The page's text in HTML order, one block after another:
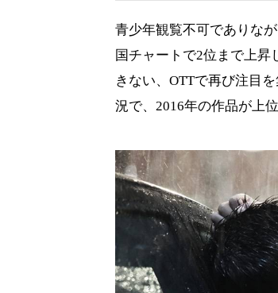
青少年観覧不可でありな
国チャートで2位まで上
きない、OTTで再び注目
況で、2016年の作品が上